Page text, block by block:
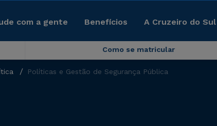
com a gente Benefícios A Cruzeiro do
Como se matricular
Políticas e Gestão de Segurança Pública